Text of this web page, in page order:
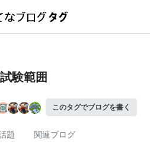
試験範囲
このタグでブログを書く
題 関連ブログ